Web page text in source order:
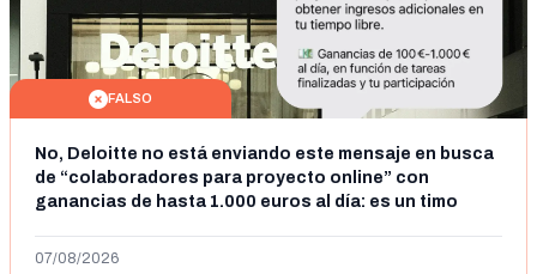
FALSO
No, Deloitte no está enviando este mensaje en busca
de “colaboradores para proyecto online” con
ganancias de hasta 1.000 euros al día: es un timo
07/08/2026